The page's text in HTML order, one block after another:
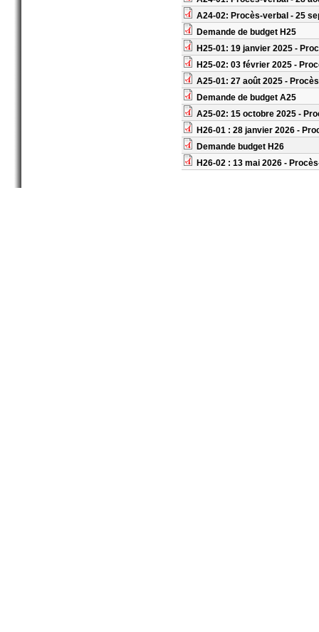
A24-02: Procès-verbal - 25
Demande de budget H25
H25-01: 19 janvier 2025 -
H25-02: 03 février 2025 -
A25-01: 27 août 2025 -
Demande de budget A25
A25-02: 15 octobre 2025 -
H26-01 : 28 janvier 2026 -
Demande budget H26
H26-02 : 13 mai 2026 -